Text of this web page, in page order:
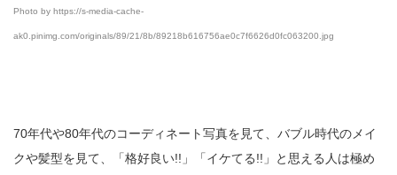
Photo by https://s-media-cache-
ak0.pinimg.com/originals/89/21/8b/89218b616756ae0c7f6626d0fc063200.jpg
70年代や80年代のコーディネート写真を見て、バブル時代のメイ
クや髪型を見て、「格好良い!!」「イケてる!!」と思える人は極め